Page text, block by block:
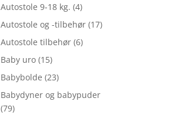
Autostole 9-18 kg. (4)
Autostole og -tilbehør (17)
Autostole tilbehør (6)
Baby uro (15)
Babybolde (23)
Babydyner og babypuder
(79)